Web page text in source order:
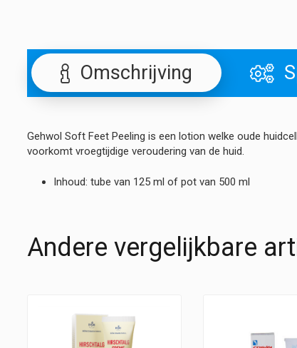
Omschrijving
Gehwol Soft Feet Peeling is een lotion welke oude
voorkomt vroegtijdige veroudering van de huid.
Inhoud: tube van 125 ml of pot van 500 ml
Andere vergelijkbare